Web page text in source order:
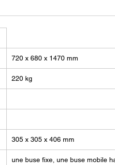
La
720 x 680 x 1470 mm
220 kg
305 x 305 x 406 mm
une buse fixe, une buse mobile